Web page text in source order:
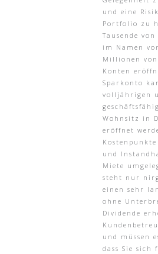
und eine
Portfolio zu
Tausende
im Namen
Millionen
Konten
Sparkonto
volljährigen
Wohnsitz in
eröffnet
und
Miete
steht nur
einen sehr
ohne
Dividende
und müssen
dass Sie sich